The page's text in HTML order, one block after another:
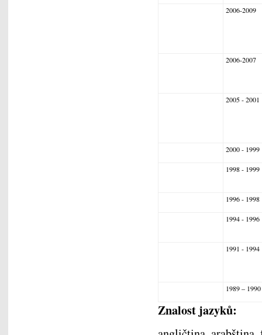
2006-2009
2006-2007
2005 - 2001
2000 - 1999
1998 - 1999
1996 - 1998
1994 - 1996
1991 - 1994
1989 – 1990
Znalost jazyků: